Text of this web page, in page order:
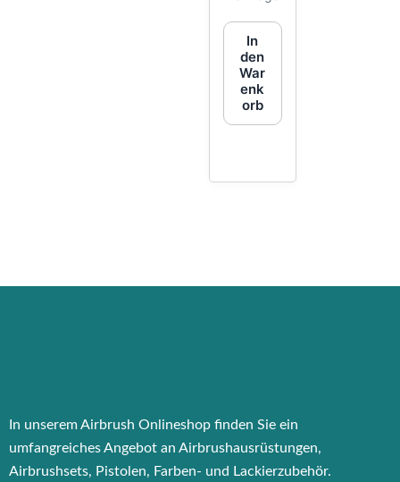
In
den
War
enk
orb
In unserem Airbrush Onlineshop finden Sie ein
umfangreiches Angebot an Airbrushausrüstungen,
Airbrushsets, Pistolen, Farben- und Lackierzubehör.